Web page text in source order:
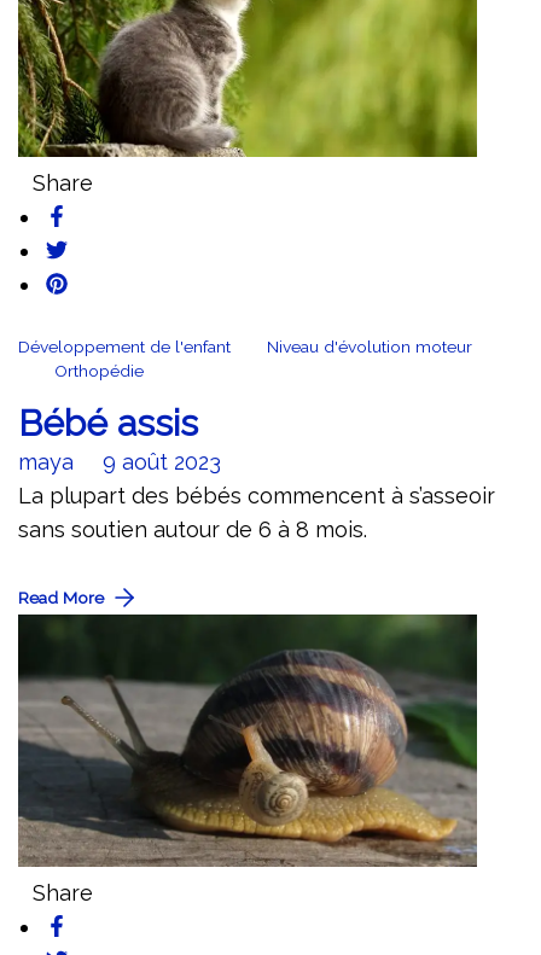
Share
Développement de l'enfant
Niveau d'évolution moteur
Orthopédie
Bébé assis
maya
9 août 2023
La plupart des bébés commencent à s’asseoir
sans soutien autour de 6 à 8 mois.
Read More
Share